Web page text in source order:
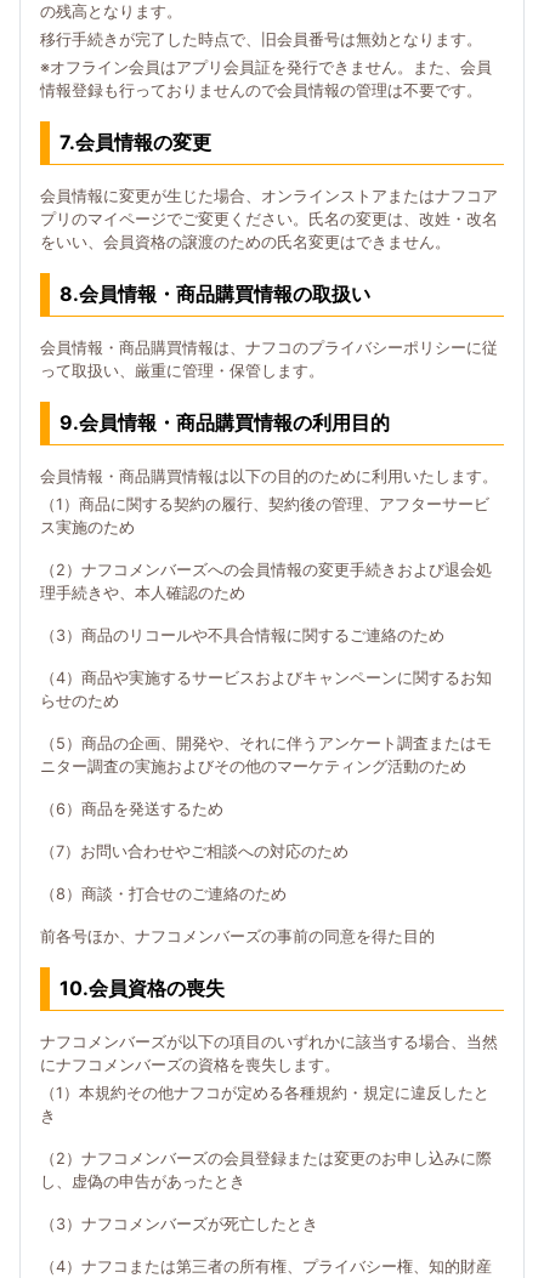
の残高となります。
移行手続きが完了した時点で、旧会員番号は無効となります。
※オフライン会員はアプリ会員証を発行できません。また、会員
情報登録も行っておりませんので会員情報の管理は不要です。
7.会員情報の変更
会員情報に変更が生じた場合、オンラインストアまたはナフコア
プリのマイページでご変更ください。氏名の変更は、改姓・改名
をいい、会員資格の譲渡のための氏名変更はできません。
8.会員情報・商品購買情報の取扱い
会員情報・商品購買情報は、ナフコのプライバシーポリシーに従
って取扱い、厳重に管理・保管します。
9.会員情報・商品購買情報の利用目的
会員情報・商品購買情報は以下の目的のために利用いたします。
（1）商品に関する契約の履行、契約後の管理、アフターサービ
ス実施のため
（2）ナフコメンバーズへの会員情報の変更手続きおよび退会処
理手続きや、本人確認のため
（3）商品のリコールや不具合情報に関するご連絡のため
（4）商品や実施するサービスおよびキャンペーンに関するお知
らせのため
（5）商品の企画、開発や、それに伴うアンケート調査またはモ
ニター調査の実施およびその他のマーケティング活動のため
（6）商品を発送するため
（7）お問い合わせやご相談への対応のため
（8）商談・打合せのご連絡のため
前各号ほか、ナフコメンバーズの事前の同意を得た目的
10.会員資格の喪失
ナフコメンバーズが以下の項目のいずれかに該当する場合、当然
にナフコメンバーズの資格を喪失します。
（1）本規約その他ナフコが定める各種規約・規定に違反したと
き
（2）ナフコメンバーズの会員登録または変更のお申し込みに際
し、虚偽の申告があったとき
（3）ナフコメンバーズが死亡したとき
（4）ナフコまたは第三者の所有権、プライバシー権、知的財産